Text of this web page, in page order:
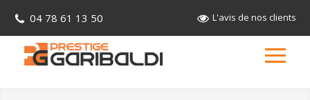
04 78 61 13 50 L'avis de nos clients